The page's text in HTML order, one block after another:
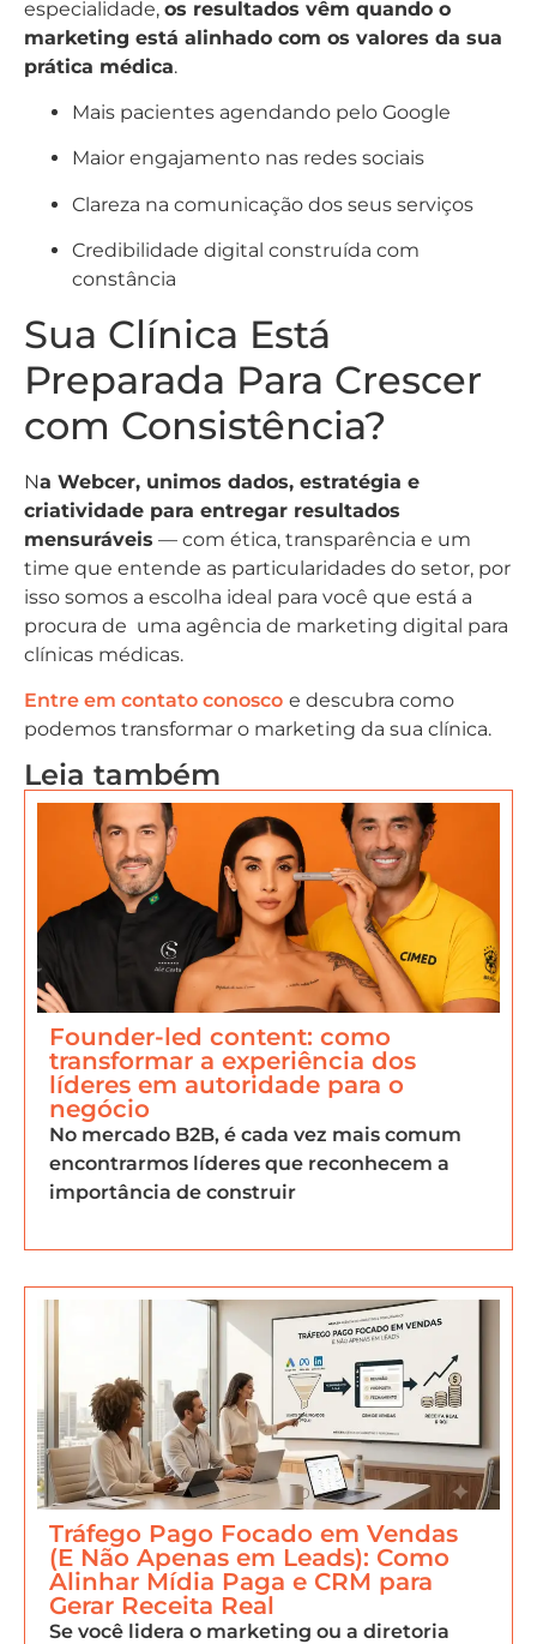
especialidade, os resultados vêm quando o
marketing está alinhado com os valores da sua
prática médica.
Mais pacientes agendando pelo Google
Maior engajamento nas redes sociais
Clareza na comunicação dos seus serviços
Credibilidade digital construída com
constância
Sua Clínica Está
Preparada Para Crescer
com Consistência?
Na Webcer, unimos dados, estratégia e
criatividade para entregar resultados
mensuráveis — com ética, transparência e um
time que entende as particularidades do setor, por
isso somos a escolha ideal para você que está a
procura de uma agência de marketing digital para
clínicas médicas.
Entre em contato conosco e descubra como
podemos transformar o marketing da sua clínica.
Leia também
Founder-led content: como
transformar a experiência dos
líderes em autoridade para o
negócio
No mercado B2B, é cada vez mais comum
encontrarmos líderes que reconhecem a
importância de construir
Tráfego Pago Focado em Vendas
(E Não Apenas em Leads): Como
Alinhar Mídia Paga e CRM para
Gerar Receita Real
Se você lidera o marketing ou a diretoria